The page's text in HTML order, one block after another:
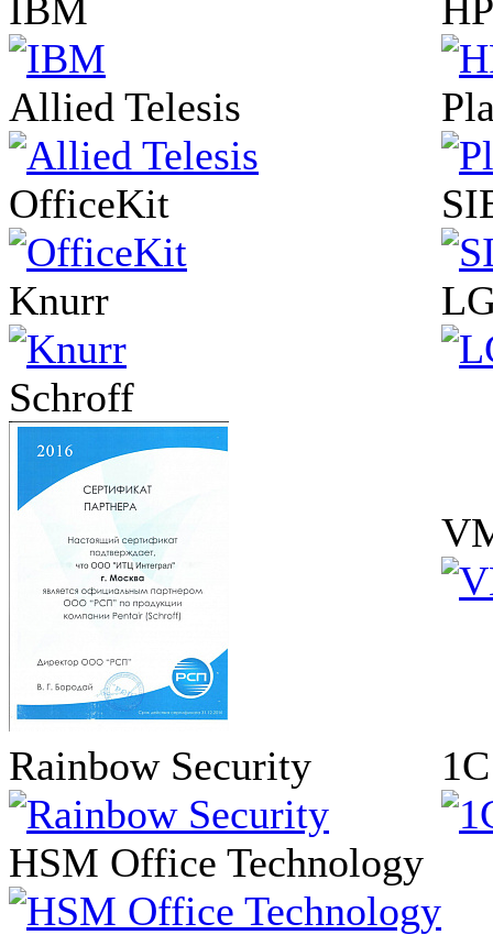
IBM HP
Allied Telesis
OfficeKit
Knurr
Schroff
Rainbow Security
HSM Office Technology